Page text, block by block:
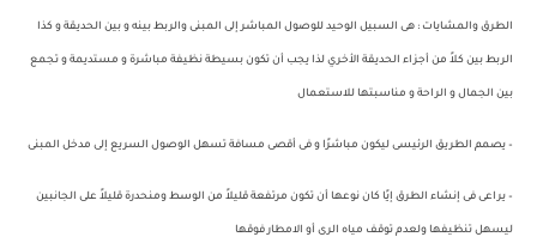
الطرق والمشايات : هى السبيل الوحيد للوصول المباشر إلى المبنى والربط بينه و بين الحديقة و كذا
الربط بين كلاً من أجزاء الحديقة الأخري لذا يجب أن تكون بسيطة نظيفة مباشرة و مستديمة و تجمع
بين الجمال و الراحة و مناسبتها للاستعمال
– يصمم الطريق الرئيسى ليكون مباشرًا و فى أقصى مسافة تسهل الوصول السريع إلى مدخل المبنى
– يراعى فى إنشاء الطرق إيًا كان نوعها أن تكون مرتفعة قليلاً من الوسط ومنحدرة قليلاً على الجانبين
ليسهل تنظيفها ولعدم توقف مياه الرى أو الامطار فوقها